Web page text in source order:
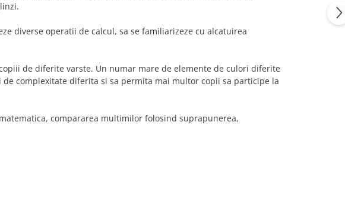
diverse operatii de calcul, sa se familiarizeze cu alcatuirea
de diferite varste. Un numar mare de elemente de culori diferite
complexitate diferita si sa permita mai multor copii sa participe la
, compararea multimilor folosind suprapunerea,